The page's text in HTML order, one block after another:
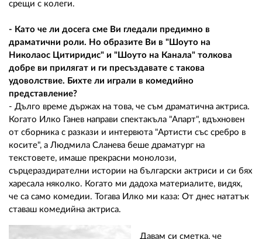
срещи с колеги.
- Като че ли досега сме Ви гледали предимно в
драматични роли. Но образите Ви в "Шоуто на
Николаос Цитиридис" и "Шоуто на Канала" толкова
добре ви прилягат и ги пресъздавате с такова
удоволствие. Бихте ли играли в комедийно
представление?
- Дълго време държах на това, че съм драматична актриса.
Когато Илко Ганев направи спектакъла "Апарт", вдъхновен
от сборника с разкази и интервюта "Артисти със сребро в
косите", а Людмила Сланева беше драматург на
текстовете, имаше прекрасни монолози,
сърцераздирателни истории на български актриси и си бях
харесала няколко. Когато ми дадоха материалите, видях,
че са само комедии. Тогава Илко ми каза: От днес нататък
ставаш комедийна актриса.
Давам си сметка, че